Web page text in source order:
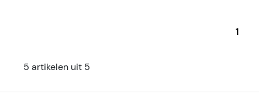
1
5 artikelen uit 5